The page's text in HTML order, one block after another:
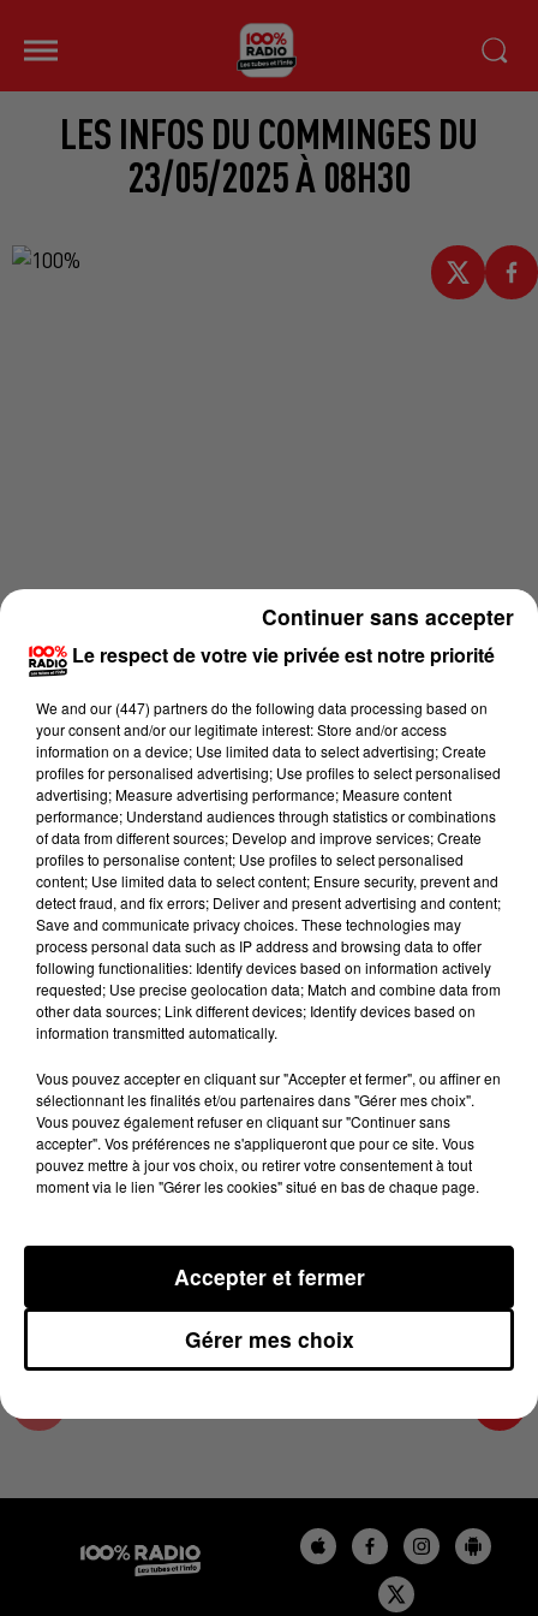
LES INFOS DU COMMINGES DU
23/05/2025 À 08H30
Lecture (4 min 23 sec)
100%
100% Radio les infos du Comminges
23 mai 2025 - 4 min 23 sec
LES INFOS DU COMMINGES DU 23/05/2025 À
08H30
Podcast infos du Comminges
Le respect de votre vie privée est notre priorité
We and our (447) partnersdo the following data processing based on
your consent and/or our legitimate interest: Store and/or access
information on a device; Use limited data to select advertising; Create
profiles for personalised advertising; Use profiles to select personalised
advertising; Measure advertising performance; Measure content
performance; Understand audiences through statistics or combinations
of data from different sources; Develop and improve services; Create
profiles to personalise content; Use profiles to select personalised
content; Use limited data to select content; Ensure security, prevent and
detect fraud, and fix errors; Deliver and present advertising and content;
Save and communicate privacy choices. These technologies may
process personal data such as IP address and browsing data to offer
following functionalities: Identify devices based on information actively
requested; Use precise geolocation data; Match and combine data from
other data sources; Link different devices; Identify devices based on
information transmitted automatically.
Vous pouvez accepter en cliquant sur "Accepter et fermer", ou affiner en
sélectionnant les finalités et/ou partenaires dans "Gérer mes choix".
Vous pouvez également refuser en cliquant sur "Continuer sans
accepter". Vos préférences ne s'appliqueront que pour ce site. Vous
pouvez mettre à jour vos choix, ou retirer votre consentement à tout
moment via le lien "Gérer les cookies" situé en bas de chaque page.
Gérer mes choix
Accepter et fermer
Continuer sans accepter